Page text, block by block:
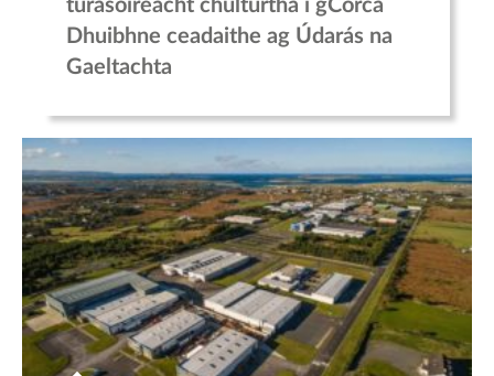
turasóireacht chultúrtha i gCorca
Dhuibhne ceadaithe ag Údarás na
Gaeltachta